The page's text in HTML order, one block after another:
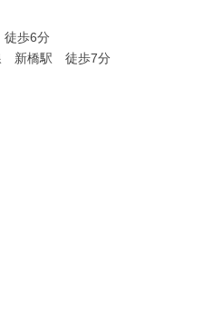
歩6分
新橋駅 徒歩7分